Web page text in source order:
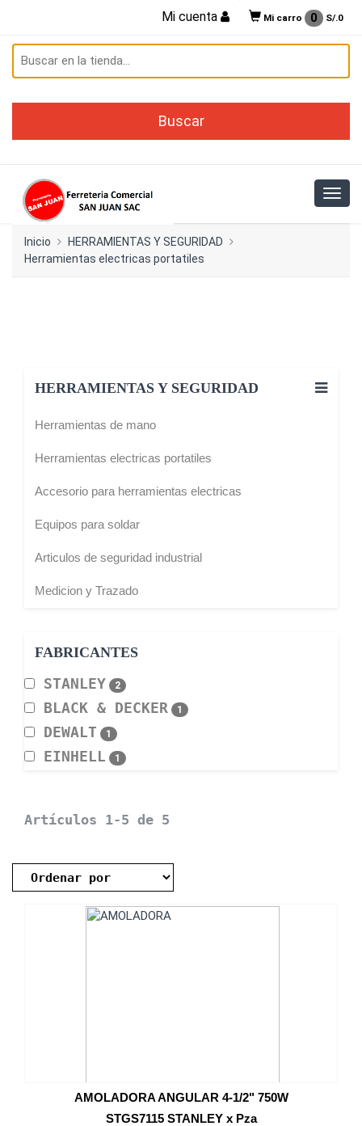
Mi cuenta Mi carro 0 S/.0
Inicio
HERRAMIENTAS Y SEGURIDAD
Herramientas electricas portatiles
HERRAMIENTAS Y SEGURIDAD
Herramientas de mano
Herramientas electricas portatiles
Accesorio para herramientas electricas
Equipos para soldar
Articulos de seguridad industrial
Medicion y Trazado
FABRICANTES
STANLEY 2
BLACK & DECKER 1
DEWALT 1
EINHELL 1
Artículos 1-5 de 5
AMOLADORA ANGULAR 4-1/2" 750W
STGS7115 STANLEY x Pza